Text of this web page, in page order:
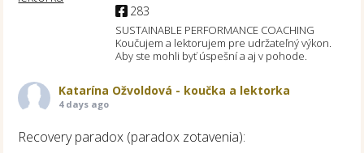
283
SUSTAINABLE PERFORMANCE COACHING
Koučujem a lektorujem pre udržateľný výkon.
Aby ste mohli byť úspešní a aj v pohode.
Katarína Ožvoldová - koučka a lektorka
4 days ago
Recovery paradox (paradox zotavenia):